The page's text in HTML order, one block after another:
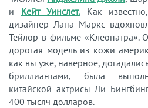
и Кейт Уинслет.Как
дизайнер Лана Маркс
Тейлор в фильме «Клеопатра».
дорогая модель из кожи
как вы уже, наверное,
бриллиантами, была
китайской актрисы Ли
400 тысяч долларов.